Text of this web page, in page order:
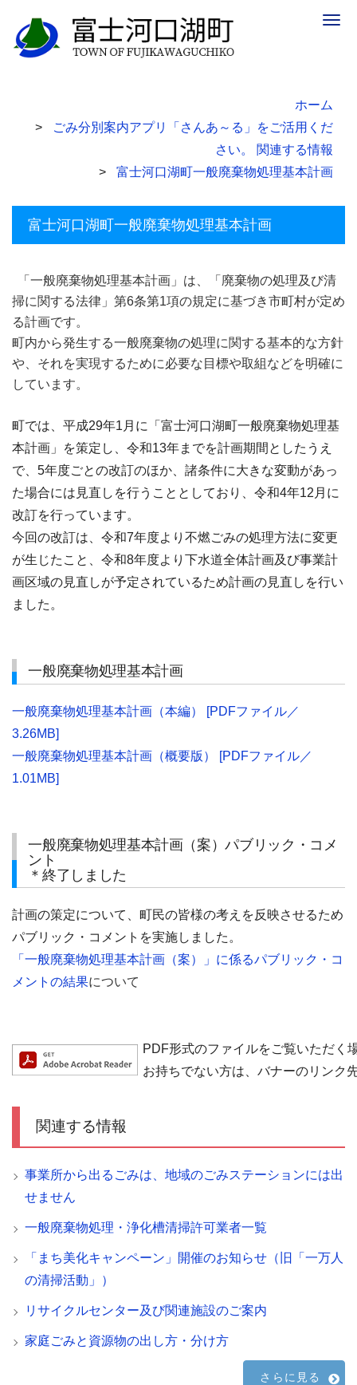
ホーム
ごみ分別案内アプリ「さんあ～る」をご活用くだ
さい。 関連する情報
富士河口湖町一般廃棄物処理基本計画
富士河口湖町一般廃棄物処理基本計画
「一般廃棄物処理基本計画」は、「廃棄物の処理及び清
掃に関する法律」第6条第1項の規定に基づき市町村が定め
る計画です。
町内から発生する一般廃棄物の処理に関する基本的な方針
や、それを実現するために必要な目標や取組などを明確に
しています。
町では、平成29年1月に「富士河口湖町一般廃棄物処理基
本計画」を策定し、令和13年までを計画期間としたうえ
で、5年度ごとの改訂のほか、諸条件に大きな変動があっ
た場合には見直しを行うこととしており、令和4年12月に
改訂を行っています。
今回の改訂は、令和7年度より不燃ごみの処理方法に変更
が生じたこと、令和8年度より下水道全体計画及び事業計
画区域の見直しが予定されているため計画の見直しを行い
ました。
一般廃棄物処理基本計画
一般廃棄物処理基本計画（本編） [PDFファイル／
3.26MB]
一般廃棄物処理基本計画（概要版） [PDFファイル／
1.01MB]
一般廃棄物処理基本計画（案）パブリック・コメ
ント
＊終了しました
計画の策定について、町民の皆様の考えを反映させるため
パブリック・コメントを実施しました。
「一般廃棄物処理基本計画（案）」に係るパブリック・コ
メントの結果について
PDF形式のファイルをご覧いただく
お持ちでない方は、バナーのリンク
関連する情報
事業所から出るごみは、地域のごみステーションには出
せません
一般廃棄物処理・浄化槽清掃許可業者一覧
「まち美化キャンペーン」開催のお知らせ（旧「一万人
の清掃活動」）
リサイクルセンター及び関連施設のご案内
家庭ごみと資源物の出し方・分け方
さらに見る